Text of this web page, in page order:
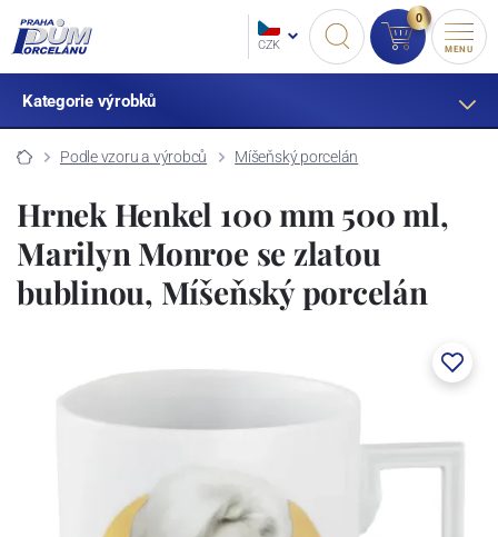
CZK
0
MENU
Kategorie výrobků
Podle vzoru a výrobců Míšeňský porcelán
Hrnek Henkel 100 mm 500 ml,
Marilyn Monroe se zlatou
bublinou, Míšeňský porcelán